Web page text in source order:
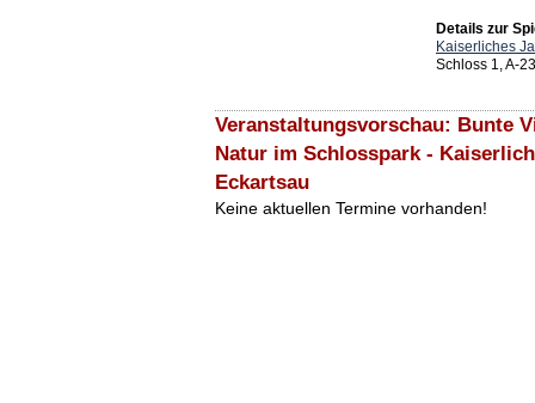
Details zur
Kaiserliches
Schloss 1, A-
Veranstaltungsvorschau: Bunte
Natur im Schlosspark -
Eckartsau
Keine aktuellen Termine vorhanden!